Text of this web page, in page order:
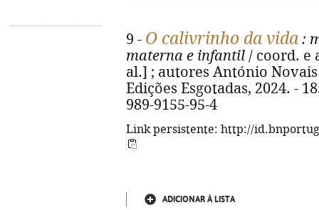
9 - O calivrinho da vida :
materna e infantil / coord. e
al.] ; autores António
Edições Esgotadas, 2024. -
989-9155-95-4
Link persistente: http://
ADICIONAR À LISTA